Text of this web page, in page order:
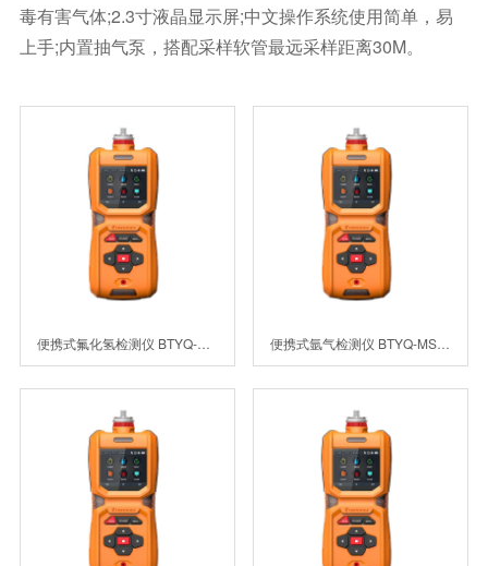
毒有害气体;2.3寸液晶显示屏;中文操作系统使用简单，易
上手;内置抽气泵，搭配采样软管最远采样距离30M。
便携式氟化氢检测仪 BTYQ-MS600-HF 便携式氩气检测仪 BTYQ-MS600-Ar